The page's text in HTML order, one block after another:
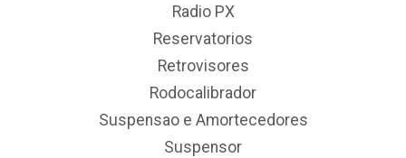
Radio PX
Reservatorios
Retrovisores
Rodocalibrador
Suspensao e Amortecedores
Suspensor